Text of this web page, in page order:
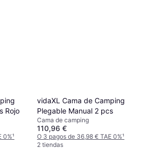
Rojo
0%¹
vidaXL Cama de Camping
Plegable Manual 2 pcs
Cama de camping
110,96 €
O 3 pagos de 36,98 € TAE 0%¹
2 tiendas